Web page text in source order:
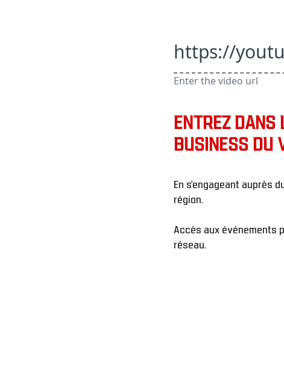
https://
Enter the video url
ENTREZ DANS
BUSINESS DU
En s'engageant auprès
région.
Accès aux événements
réseau.